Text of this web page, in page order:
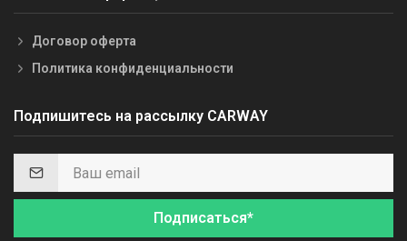
Договор оферта
Политика конфиденциальности
Подпишитесь на рассылку CARWAY
Подписаться*